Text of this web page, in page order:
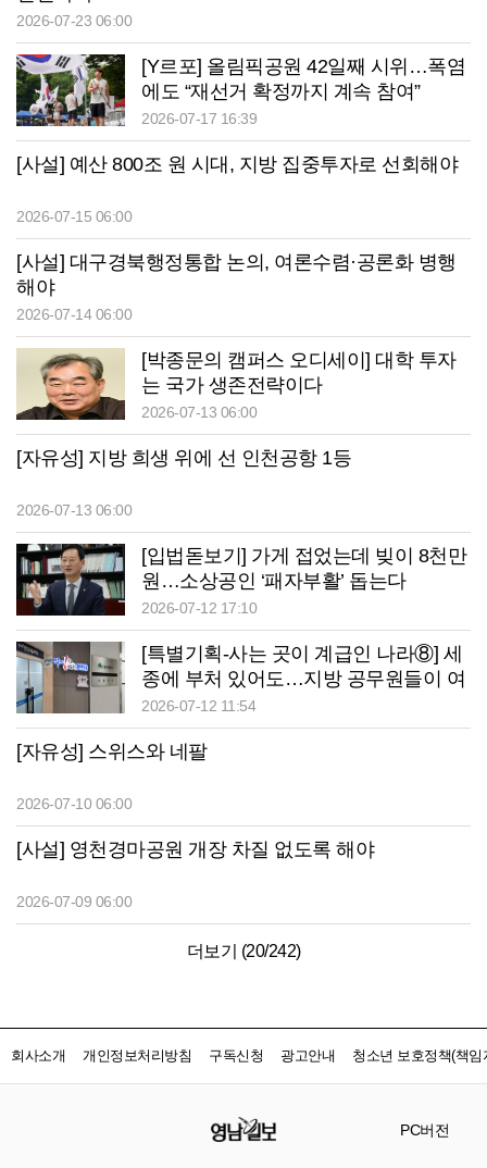
2026-07-23 06:00
[Y르포] 올림픽공원 42일째 시위…폭염
에도 “재선거 확정까지 계속 참여”
2026-07-17 16:39
[사설] 예산 800조 원 시대, 지방 집중투자로 선회해야
2026-07-15 06:00
[사설] 대구경북행정통합 논의, 여론수렴·공론화 병행
해야
2026-07-14 06:00
[박종문의 캠퍼스 오디세이] 대학 투자
는 국가 생존전략이다
2026-07-13 06:00
[자유성] 지방 희생 위에 선 인천공항 1등
2026-07-13 06:00
[입법돋보기] 가게 접었는데 빚이 8천만
원…소상공인 ‘패자부활’ 돕는다
2026-07-12 17:10
[특별기획-사는 곳이 계급인 나라⑧] 세
종에 부처 있어도…지방 공무원들이 여
의도에 상주하는 이유
2026-07-12 11:54
[자유성] 스위스와 네팔
2026-07-10 06:00
[사설] 영천경마공원 개장 차질 없도록 해야
2026-07-09 06:00
더보기 (20/242)
회사소개 개인정보처리방침 구독신청 광고안내 청소년 보호정책(책임
PC버전